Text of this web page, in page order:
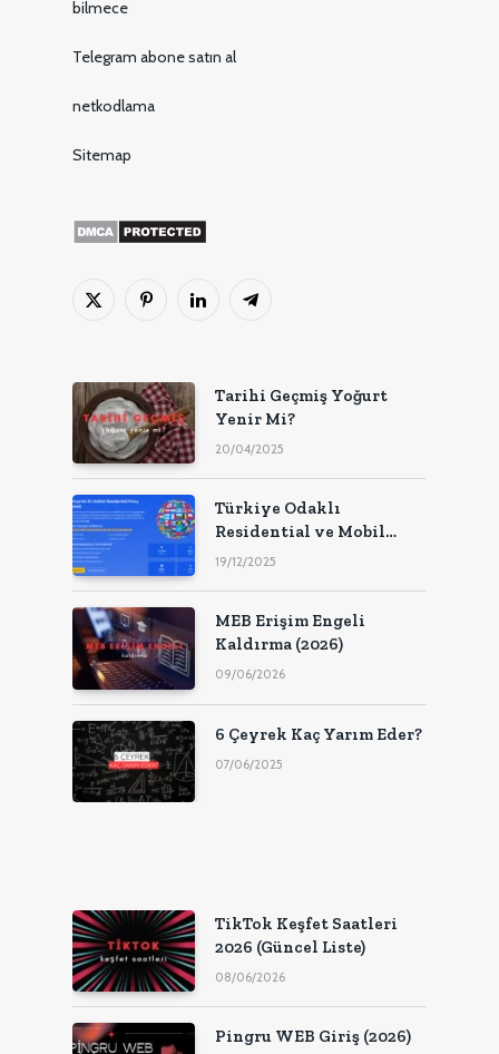
bilmece
Telegram abone satın al
netkodlama
Sitemap
X
Pinterest'inLinkedInTelgraf
Tarihi Geçmiş Yoğurt
Yenir Mi?
20/04/2025
Türkiye Odaklı
Residential ve Mobil
Proxy Çözümleri
19/12/2025
MEB Erişim Engeli
Kaldırma (2026)
09/06/2026
6 Çeyrek Kaç Yarım Eder?
07/06/2025
TikTok Keşfet Saatleri
2026 (Güncel Liste)
08/06/2026
Pingru WEB Giriş (2026)